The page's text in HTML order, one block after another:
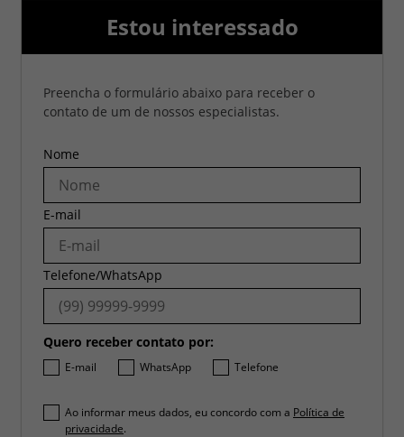
Estou interessado
Preencha o formulário abaixo para receber o
contato de um de nossos especialistas.
Nome
E-mail
Telefone/WhatsApp
Quero receber contato por:
E-mail WhatsApp Telefone
Ao informar meus dados, eu concordo com a Política de
privacidade.